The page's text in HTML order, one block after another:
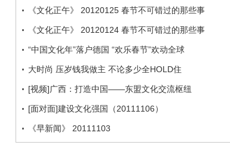
《文化正午》 20120125 春节不可错过的那些事
《文化正午》 20120124 春节不可错过的那些事
“中国文化年”落户德国 “欢乐春节”欢动全球
大时尚 压岁钱我做主 不论多少全HOLD住
[视频]广西：打造中国——东盟文化交流枢纽
[面对面]建设文化强国（20111106）
《早新闻》 20111103